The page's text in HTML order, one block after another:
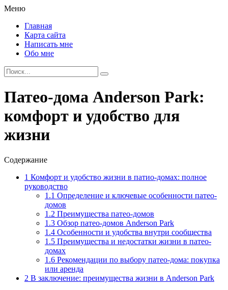
Меню
Главная
Карта сайта
Написать мне
Обо мне
Патео-дома Anderson Park:
комфорт и удобство для
жизни
Содержание
1 Комфорт и удобство жизни в патио-домах: полное
руководство
1.1 Определение и ключевые особенности патео-
домов
1.2 Преимущества патео-домов
1.3 Обзор патео-домов Anderson Park
1.4 Особенности и удобства внутри сообщества
1.5 Преимущества и недостатки жизни в патео-
домах
1.6 Рекомендации по выбору патео-дома: покупка
или аренда
2 В заключение: преимущества жизни в Anderson Park